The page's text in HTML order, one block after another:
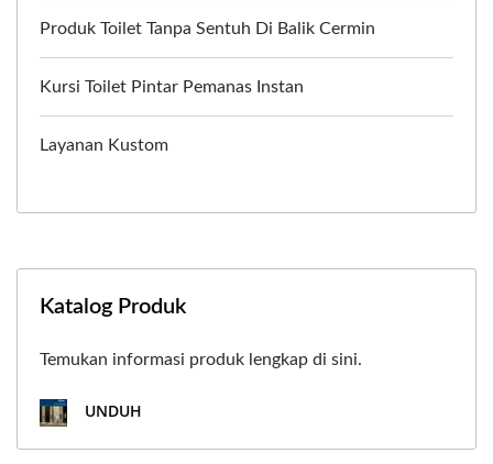
Produk Toilet Tanpa Sentuh Di Balik Cermin
Kursi Toilet Pintar Pemanas Instan
Layanan Kustom
Katalog Produk
Temukan informasi produk lengkap di sini.
UNDUH